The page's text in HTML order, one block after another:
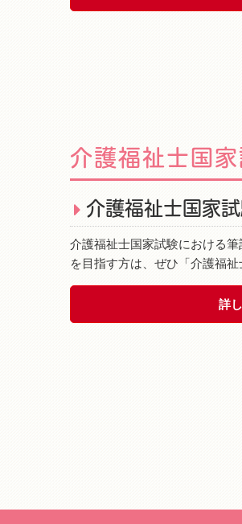
介護福祉士国
介護福祉士国家
介護福祉士国家試験における
を目指す方は、ぜひ「介護福
詳